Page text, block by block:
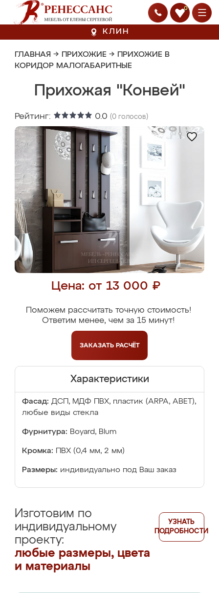
0
КЛИН
ГЛАВНАЯ → ПРИХОЖИЕ → ПРИХОЖИЕ В
КОРИДОР МАЛОГАБАРИТНЫЕ
Прихожая "Конвей"
Рейтинг: 0.0 (0 голосов)
Цена: от 13 000 ₽
Поможем рассчитать точную стоимость!
Ответим менее, чем за 15 минут!
ЗАКАЗАТЬ РАСЧЁТ
Характеристики
Фасад: ДСП, МДФ ПВХ, пластик (ARPA, ABET),
любые виды стекла
Фурнитура: Boyard, Blum
Кромка: ПВХ (0,4 мм, 2 мм)
Размеры: индивидуально под Ваш заказ
Изготовим по
индивидуальному
проекту:
любые размеры, цвета
и материалы
УЗНАТЬ
ПОДРОБНОСТИ